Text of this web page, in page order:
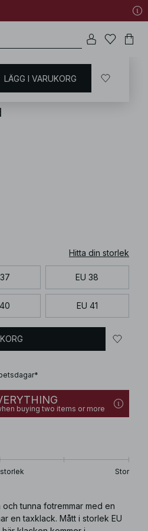
med klack
Hitta din storlek
EU 38
EU 41
buying two items or more
Stor
tunna fotremmar med en
en taxklack. Mått i storlek EU
LÄGG I VARUKORG